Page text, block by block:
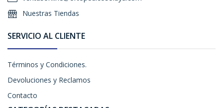
Nuestras Tiendas
SERVICIO AL CLIENTE
Términos y Condiciones.
Devoluciones y Reclamos
Contacto